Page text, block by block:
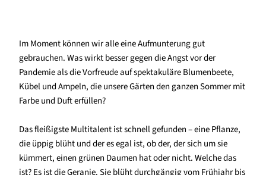
Im Moment können wir alle eine Aufmunterung gut
gebrauchen. Was wirkt besser gegen die Angst vor der
Pandemie als die Vorfreude auf spektakuläre Blumenbeete,
Kübel und Ampeln, die unsere Gärten den ganzen Sommer mit
Farbe und Duft erfüllen?
Das fleißigste Multitalent ist schnell gefunden – eine Pflanze,
die üppig blüht und der es egal ist, ob der, der sich um sie
kümmert, einen grünen Daumen hat oder nicht. Welche das